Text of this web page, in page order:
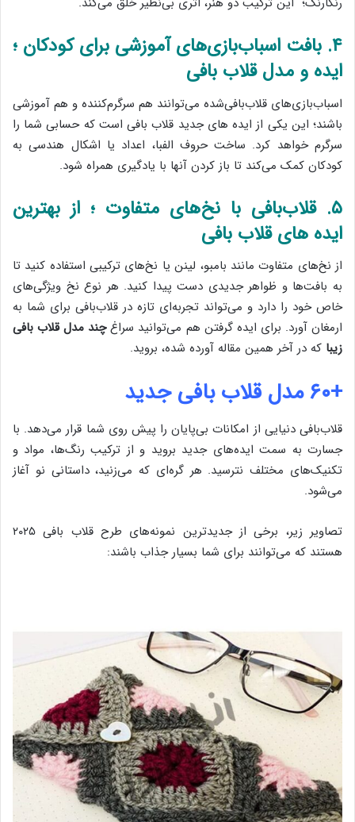
۴. بافت اسباب‌بازی‌های آموزشی برای کودکان ؛
ایده و مدل قلاب بافی
اسباب‌بازی‌های قلاب‌بافی‌شده می‌توانند هم سرگرم‌کننده و هم آموزشی
باشند؛ این یکی از ایده های جدید قلاب بافی است که حسابی شما را
سرگرم خواهد کرد. ساخت حروف الفبا، اعداد یا اشکال هندسی به
کودکان کمک می‌کند تا باز کردن آنها با یادگیری همراه شود.
۵. قلاب‌بافی با نخ‌های متفاوت ؛ از بهترین
ایده های قلاب بافی
از نخ‌های متفاوت مانند بامبو، لینن یا نخ‌های ترکیبی استفاده کنید تا
به بافت‌ها و ظواهر جدیدی دست پیدا کنید. هر نوع نخ ویژگی‌های
خاص خود را دارد و می‌تواند تجربه‌ای تازه در قلاب‌بافی برای شما به
ارمغان آورد. برای ایده گرفتن هم می‌توانید سراغچند مدل قلاب بافی
زیبا که در آخر همین مقاله آورده شده، بروید.
+۶۰ مدل قلاب بافی جدید
قلاب‌بافی دنیایی از امکانات بی‌پایان را پیش روی شما قرار می‌دهد. با
جسارت به سمت ایده‌های جدید بروید و از ترکیب رنگ‌ها، مواد و
تکنیک‌های مختلف نترسید. هر گره‌ای که می‌زنید، داستانی نو آغاز
می‌شود.
تصاویر زیر، برخی از جدیدترین نمونه‌های طرح قلاب بافی ۲۰۲۵
هستند که می‌توانند برای شما بسیار جذاب باشند: